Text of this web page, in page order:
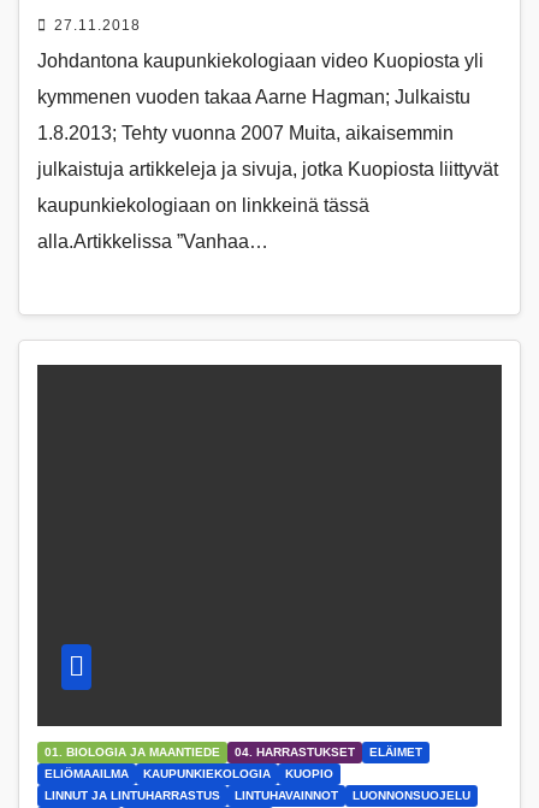
27.11.2018
Johdantona kaupunkiekologiaan video Kuopiosta yli
kymmenen vuoden takaa Aarne Hagman; Julkaistu
1.8.2013; Tehty vuonna 2007 Muita, aikaisemmin
julkaistuja artikkeleja ja sivuja, jotka Kuopiosta liittyvät
kaupunkiekologiaan on linkkeinä tässä
alla.Artikkelissa ”Vanhaa…
01. BIOLOGIA JA MAANTIEDE 04. HARRASTUKSET
ELÄIMET
ELIÖMAAILMA
KAUPUNKIEKOLOGIA
KUOPIO
LINNUT JA LINTUHARRASTUS
LINTUHAVAINNOT
LUONNONSUOJELU